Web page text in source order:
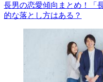
長男の恋愛傾向まとめ！「
的な落とし方はある？